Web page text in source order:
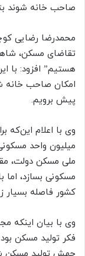
صاحب خانه شوند
محمدرضا رضایی
تقاضای مسکن،
هستیم” افزود:‌ با
امکان صاحب خانه
پیش برویم.
میلیون واحد
مسکونی بسازد، اما
کشور فاصله بسیار
وی با بیان اینکه
فکر تولید مسکن